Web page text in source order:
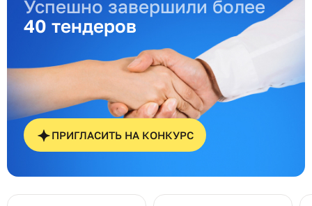
Успешно завершили более
40 тендеров
ПРИГЛАСИТЬ НА КОНКУРС